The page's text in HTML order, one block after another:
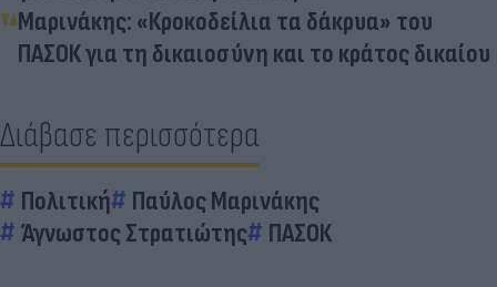
Μαρινάκης: «Κροκοδείλια τα δάκρυα» του
ΠΑΣΟΚ για τη δικαιοσύνη και το κράτος δικαίου
Διάβασε περισσότερα
Πολιτική
Παύλος Μαρινάκης
Άγνωστος Στρατιώτης
ΠΑΣΟΚ